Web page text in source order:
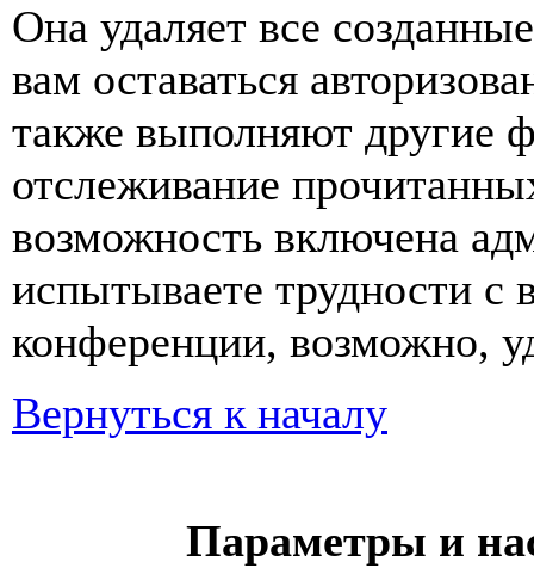
Она удаляет все
вам оставаться
также выполняют другие
отслеживание
возможность включена
испытываете трудности с
конференции, возможно,
Вернуться к началу
Параметры и